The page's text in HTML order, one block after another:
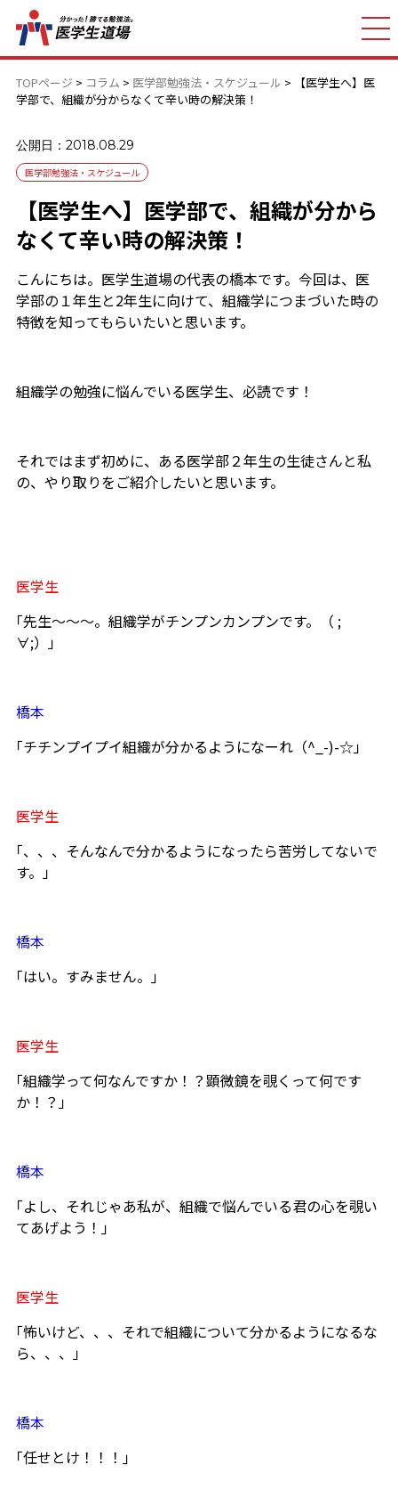
TOPページ > コラム > 医学部勉強法・スケジュール >
【医学生へ】医
学部で、組織が分からなくて辛い時の解決策！
公開日：2018.08.29
医学部勉強法・スケジュール
【医学生へ】医学部で、組織が分から
なくて辛い時の解決策！
こんにちは。医学生道場の代表の橋本です。今回は、医
学部の１年生と2年生に向けて、組織学につまづいた時の
特徴を知ってもらいたいと思います。
組織学の勉強に悩んでいる医学生、必読です！
それではまず初めに、ある医学部２年生の生徒さんと私
の、やり取りをご紹介したいと思います。
医学生
｢先生～～～。組織学がチンプンカンプンです。（ ;
∀;）」
橋本
｢チチンプイプイ組織が分かるようになーれ（^_-)-☆｣
医学生
｢、、、そんなんで分かるようになったら苦労してないで
す。」
橋本
｢はい。すみません。｣
医学生
｢組織学って何なんですか！？顕微鏡を覗くって何です
か！？」
橋本
｢よし、それじゃあ私が、組織で悩んでいる君の心を覗い
てあげよう！｣
医学生
｢怖いけど、、、それで組織について分かるようになるな
ら、、、」
橋本
｢任せとけ！！！｣